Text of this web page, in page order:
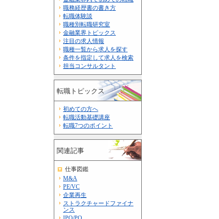
職務経歴書の書き方
転職体験談
職種別転職研究室
金融業界トピックス
注目の求人情報
職種一覧から求人を探す
条件を指定して求人を検索
担当コンサルタント
転職トピックス
初めての方へ
転職活動基礎講座
転職7つのポイント
関連記事
仕事図鑑
M&A
PE/VC
企業再生
ストラクチャードファイナ
ンス